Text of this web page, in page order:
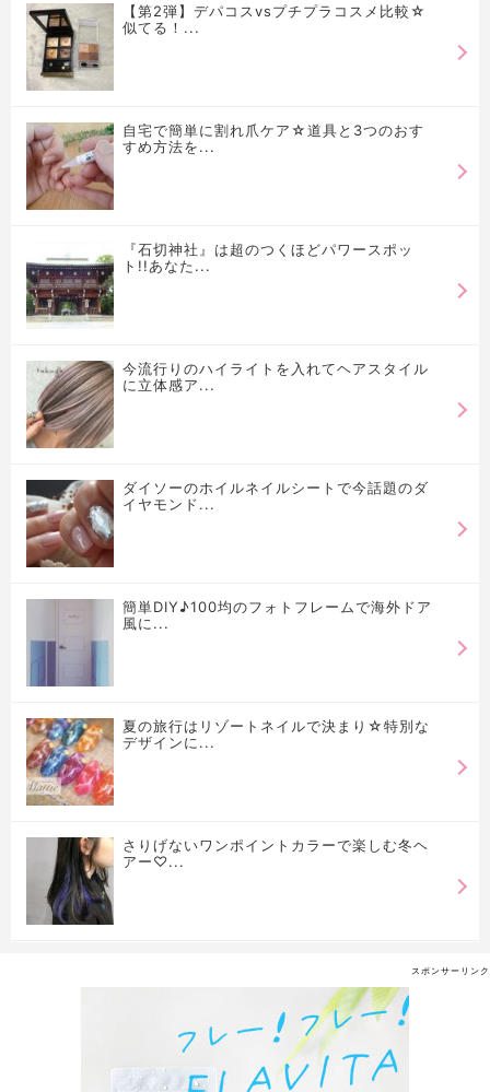
【第2弾】デパコスvsプチプラコスメ比較☆
似てる！...
自宅で簡単に割れ爪ケア☆道具と3つのおす
すめ方法を...
『石切神社』は超のつくほどパワースポッ
ト!!あなた...
今流行りのハイライトを入れてヘアスタイル
に立体感ア...
ダイソーのホイルネイルシートで今話題のダ
イヤモンド...
簡単DIY♪100均のフォトフレームで海外ドア
風に...
夏の旅行はリゾートネイルで決まり☆特別な
デザインに...
さりげないワンポイントカラーで楽しむ冬ヘ
アー♡...
スポンサーリンク